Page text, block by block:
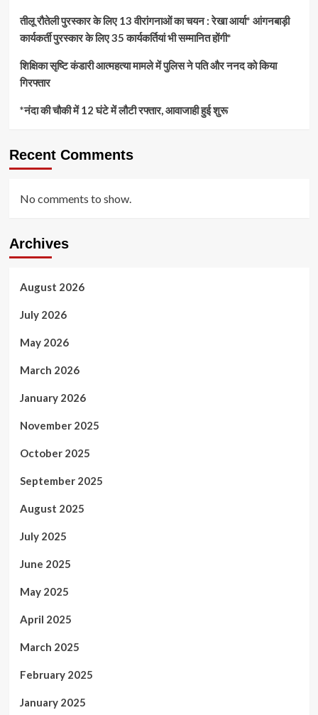
तीलू रौतेली पुरस्कार के लिए 13 वीरांगनाओं का चयन : रेखा आर्या* आंगनबाड़ी
कार्यकर्ती पुरस्कार के लिए 35 कार्यकर्तियां भी सम्मानित होंगी*
शिक्षिका सृष्टि कंडारी आत्महत्या मामले में पुलिस ने पति और ननद को किया
गिरफ्तार
*नंदा की चौकी में 12 घंटे में लौटी रफ्तार, आवाजाही हुई शुरू
Recent Comments
No comments to show.
Archives
August 2026
July 2026
May 2026
March 2026
January 2026
November 2025
October 2025
September 2025
August 2025
July 2025
June 2025
May 2025
April 2025
March 2025
February 2025
January 2025